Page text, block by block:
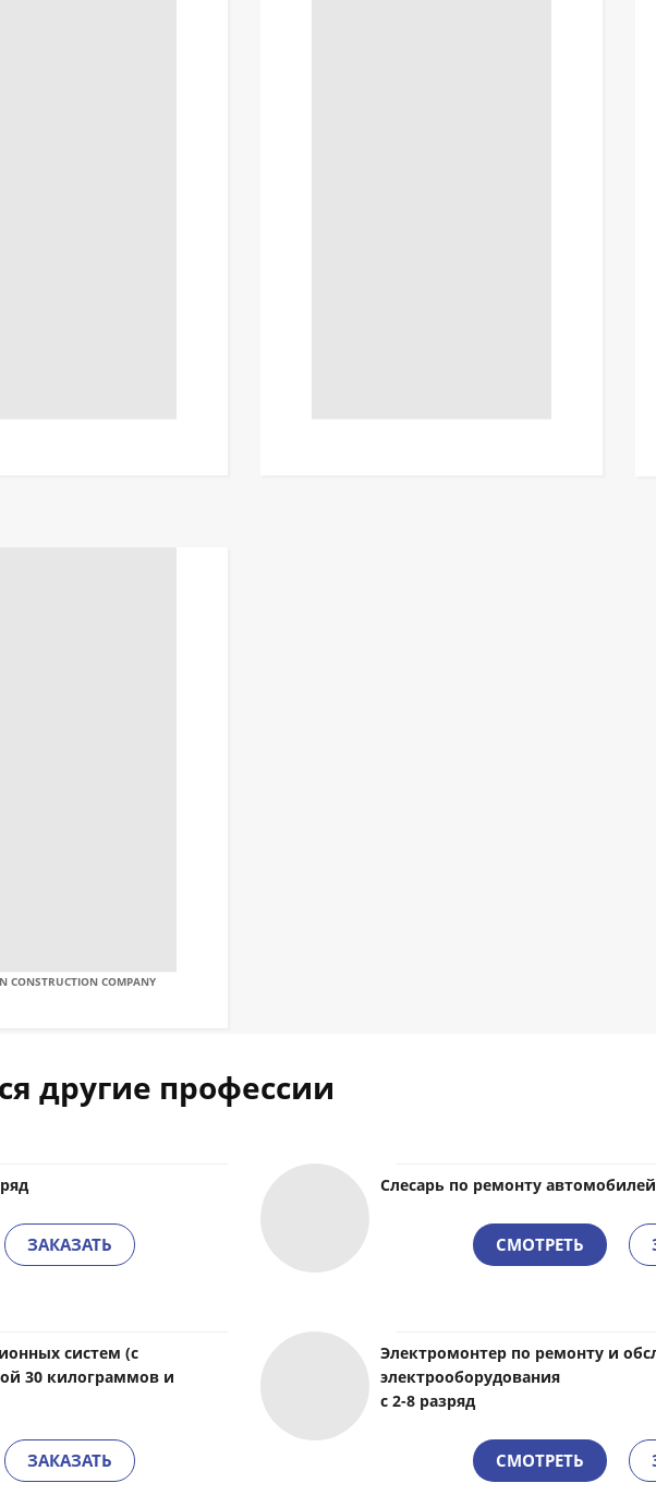
CONSTRUCTION COMPANY
другие профессии
ЗАКАЗАТЬ
Слесарь по ремонту автомобилей
СМОТРЕТЬ
систем (с
30 килограммов и
ЗАКАЗАТЬ
Электромонтер по ремонту и
электрооборудования
с 2-8 разряд
СМОТРЕТЬ